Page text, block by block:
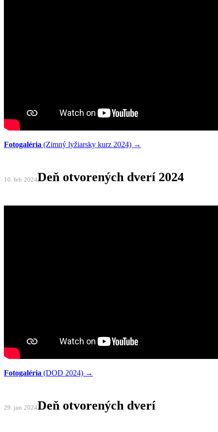
Fotogaléria (Zimný lyžiarsky kurz 2024) →
10. feb 2024Deň otvorených dverí 2024
Fotogaléria (DOD 2024) →
29. jan 2024Deň otvorených dverí